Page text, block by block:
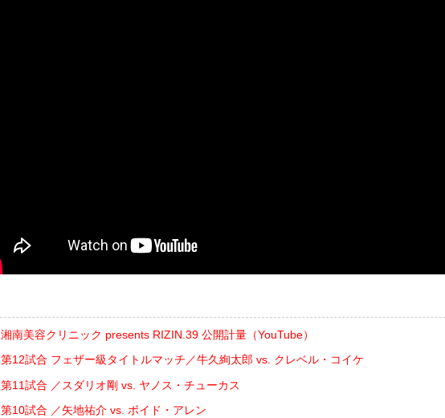
湘南美容クリニック presents RIZIN.39 公開計量（YouTube）
第12試合 フェザー級タイトルマッチ／牛久絢太郎 vs. クレベル・コイケ
第11試合 ／スダリオ剛 vs. ヤノス・チューカス
第10試合 ／矢地祐介 vs. ボイド・アレン